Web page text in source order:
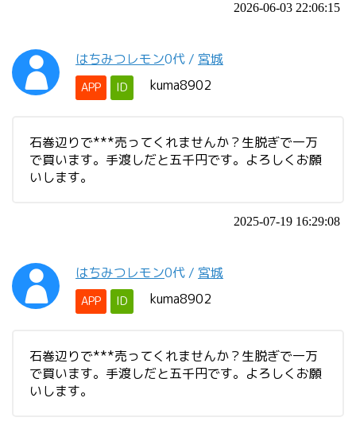
2026-06-03 22:06:15
はちみつレモン0代 / 宮城
APP ID kuma8902
石巻辺りで***売ってくれませんか？生脱ぎで一万
で買います。手渡しだと五千円です。よろしくお願
いします。
2025-07-19 16:29:08
はちみつレモン0代 / 宮城
APP ID kuma8902
石巻辺りで***売ってくれませんか？生脱ぎで一万
で買います。手渡しだと五千円です。よろしくお願
いします。